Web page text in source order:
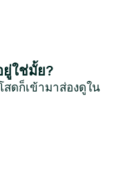
ใช่มั้ย?
ดก็เข้ามาส่องดูใน